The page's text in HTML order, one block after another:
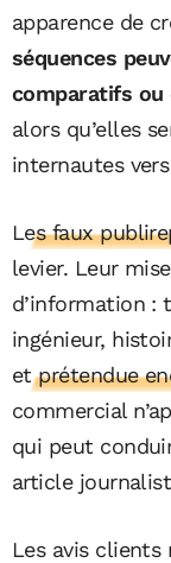
apparence de
séquences
comparatifs ou
alors qu’elles
internautes
Les faux
levier. Leur
d’information :
ingénieur,
et prétendue
commercial
qui peut
article
Les avis clients